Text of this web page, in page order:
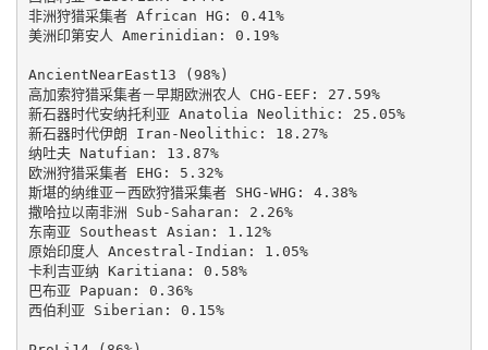
非洲狩猎采集者 African HG: 0.41%
美洲印第安人 Amerinidian: 0.19%
AncientNearEast13 (98%)
高加索狩猎采集者－早期欧洲农人 CHG-EEF: 27.59%
新石器时代安纳托利亚 Anatolia Neolithic: 25.05%
新石器时代伊朗 Iran-Neolithic: 18.27%
纳吐夫 Natufian: 13.87%
欧洲狩猎采集者 EHG: 5.32%
斯堪的纳维亚－西欧狩猎采集者 SHG-WHG: 4.38%
撒哈拉以南非洲 Sub-Saharan: 2.26%
东南亚 Southeast Asian: 1.12%
原始印度人 Ancestral-Indian: 1.05%
卡利吉亚纳 Karitiana: 0.58%
巴布亚 Papuan: 0.36%
西伯利亚 Siberian: 0.15%